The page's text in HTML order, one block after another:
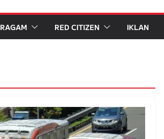
RAGAM RED CITIZEN IKLAN